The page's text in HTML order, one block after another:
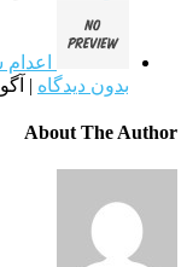
بدون دیدگاه |
About The Author